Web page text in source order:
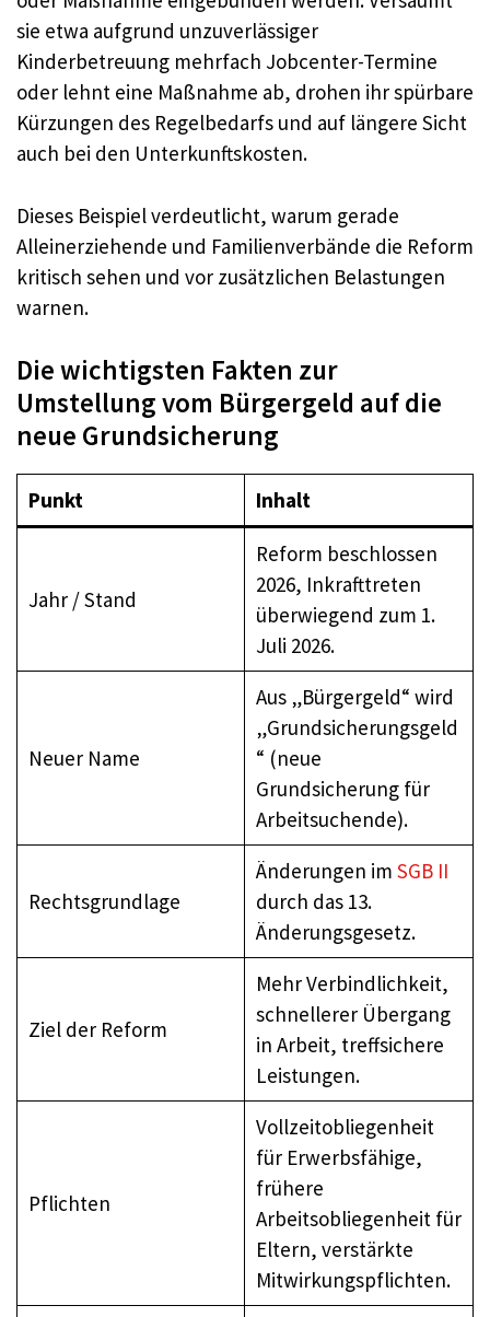
sie etwa aufgrund unzuverlässiger
Kinderbetreuung mehrfach Jobcenter-Termine
oder lehnt eine Maßnahme ab, drohen ihr spürbare
Kürzungen des Regelbedarfs und auf längere Sicht
auch bei den Unterkunftskosten.
Dieses Beispiel verdeutlicht, warum gerade
Alleinerziehende und Familienverbände die Reform
kritisch sehen und vor zusätzlichen Belastungen
warnen.
Die wichtigsten Fakten zur
Umstellung vom Bürgergeld auf die
neue Grundsicherung
Punkt Inhalt
Jahr / Stand
Reform beschlossen
2026, Inkrafttreten
überwiegend zum 1.
Juli 2026.
Neuer Name
Aus „Bürgergeld“ wird
„Grundsicherungsgeld
“ (neue
Grundsicherung für
Arbeitsuchende).
Rechtsgrundlage
Änderungen im SGB II
durch das 13.
Änderungsgesetz.
Ziel der Reform
Mehr Verbindlichkeit,
schnellerer Übergang
in Arbeit, treffsichere
Leistungen.
Pflichten
Vollzeitobliegenheit
für Erwerbsfähige,
frühere
Arbeitsobliegenheit für
Eltern, verstärkte
Mitwirkungspflichten.